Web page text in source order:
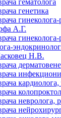
гематолога
генетика
А.Г.
Н.В.
кардиолога,
невролога,